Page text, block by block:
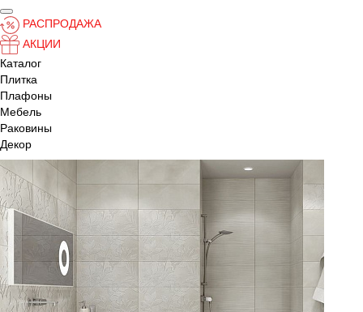
РАСПРОДАЖА
АКЦИИ
Каталог
Плитка
Плафоны
Мебель
Раковины
Декор